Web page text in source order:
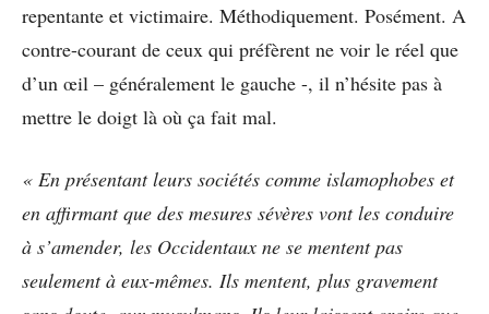
repentante et victimaire. Méthodiquement. Posément. A
contre-courant de ceux qui préfèrent ne voir le réel que
d’un œil – généralement le gauche -, il n’hésite pas à
mettre le doigt là où ça fait mal.
« En présentant leurs sociétés comme islamophobes et
en affirmant que des mesures sévères vont les conduire
à s’amender, les Occidentaux ne se mentent pas
seulement à eux-mêmes. Ils mentent, plus gravement